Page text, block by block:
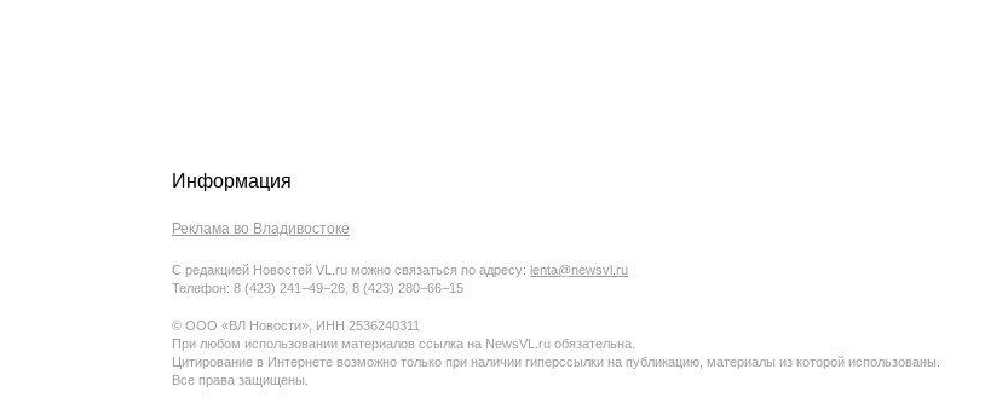
Информация
Реклама во Владивостоке
С редакцией Новостей VL.ru можно связаться по адресу: lenta@newsvl.ru
Телефон: 8 (423) 241−49−26, 8 (423) 280−66−15
© ООО «ВЛ Новости», ИНН 2536240311
При любом использовании материалов ссылка на NewsVL.ru обязательна.
Цитирование в Интернете возможно только при наличии гиперссылки на публикацию, материалы из которой использованы.
Все права защищены.